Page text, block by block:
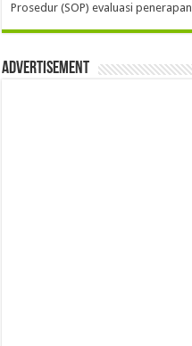
Prosedur (SOP) evaluasi
Advertisement